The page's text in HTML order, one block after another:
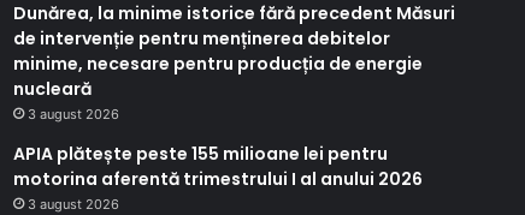
Dunărea, la minime istorice fără precedent Măsuri
de intervenție pentru menținerea debitelor
minime, necesare pentru producția de energie
nucleară
3 august 2026
APIA plătește peste 155 milioane lei pentru
motorina aferentă trimestrului I al anului 2026
3 august 2026